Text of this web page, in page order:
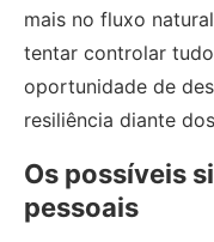
mais no fluxo
tentar controlar
oportunidade de
resiliência diante
Os possíveis
pessoais